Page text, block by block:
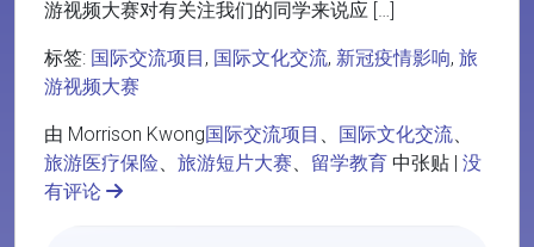
游视频大赛对有关注我们的同学来说应 […]
标签: 国际交流项目 , 国际文化交流, 新冠疫情影响, 旅
游视频大赛
由 Morrison Kwong国际交流项目 、 国际文化交流、
旅游医疗保险、 旅游短片大赛、 留学教育 中张贴 | 没
有评论